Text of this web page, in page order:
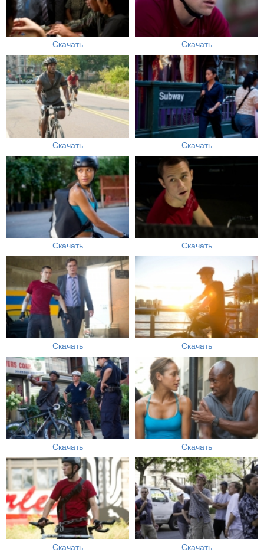
Скачать Скачать
Скачать Скачать
Скачать Скачать
Скачать Скачать
Скачать Скачать
Скачать Скачать